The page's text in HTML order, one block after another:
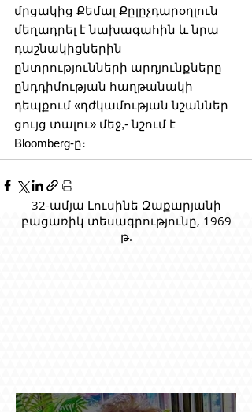
մրցակից Քեմալ Քըլըչդարօղլուն
մեղադրել է նախագահին և նրա
դաշնակիցներին
ընտրությունների արդյունքները
ընդդիմության հաղթանակի
դեպքում «դժկամության նշաններ
ցույց տալու» մեջ,- նշում է
Bloomberg-ը։
32-ամյա Լուսինե Զաքարյանի
բացառիկ տեսագրությունը, 1969
թ.